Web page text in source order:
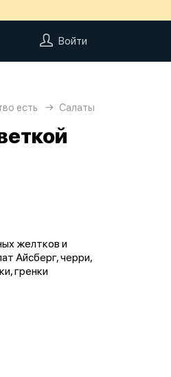
Войти
есть Салаты
желтков и
Айсберг, черри,
гренки